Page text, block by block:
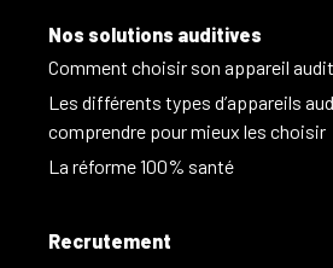
Nos solutions auditives
Comment choisir son appareil
Les différents types d’appareils
comprendre pour mieux les choisir
La réforme 100% santé
Recrutement